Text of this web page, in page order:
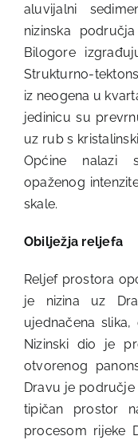
aluvijalni
nizinska
Bilogore
Strukturno-
iz neogena u
jedinicu su
uz rub s
Općine nalazi
opaženog
skale.
Obilježja reljefa
Reljef prostora
je nizina uz
ujednačena
Nizinski dio je
otvorenog
Dravu je
tipičan prostor
procesom rijeke